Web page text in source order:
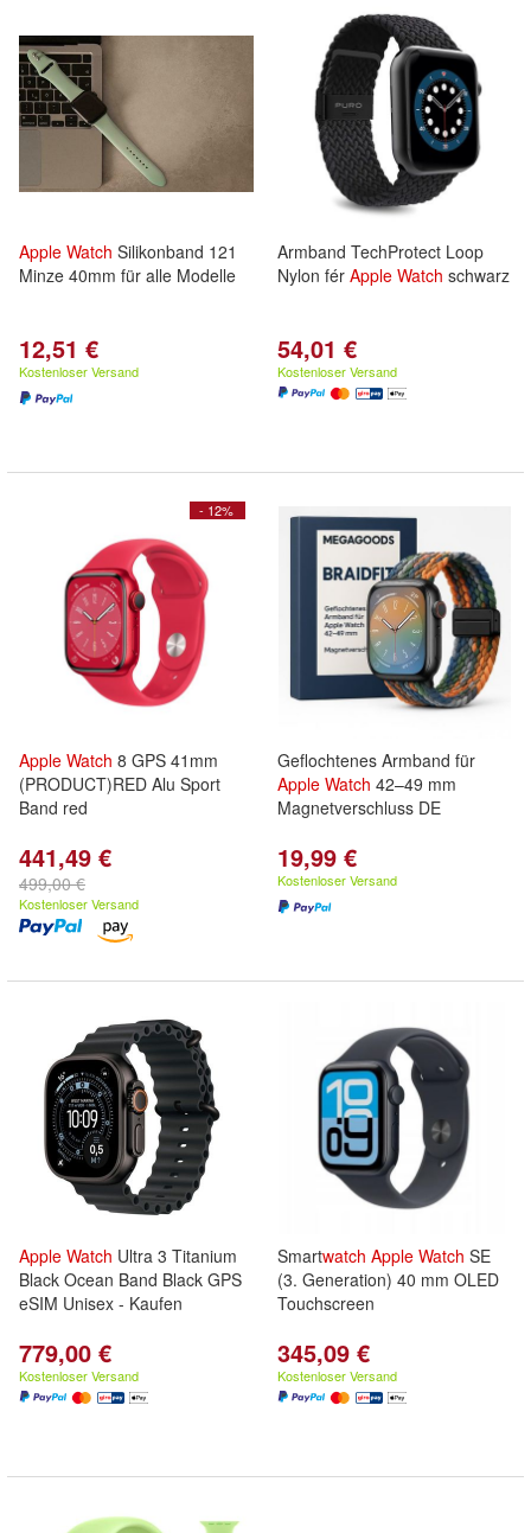
Apple Watch Silikonband 121
Minze 40mm für alle Modelle
12,51 €
Kostenloser Versand
Armband TechProtect Loop
Nylon fér Apple Watch schwarz
54,01 €
Kostenloser Versand
- 12%
Apple Watch 8 GPS 41mm
(PRODUCT)RED Alu Sport
Band red
441,49 €
499,00 €
Kostenloser Versand
Geflochtenes Armband für
Apple Watch 42–49 mm
Magnetverschluss DE
19,99 €
Kostenloser Versand
Apple Watch Ultra 3 Titanium
Black Ocean Band Black GPS
eSIM Unisex - Kaufen
779,00 €
Kostenloser Versand
Smartwatch Apple Watch SE
(3. Generation) 40 mm OLED
Touchscreen
345,09 €
Kostenloser Versand